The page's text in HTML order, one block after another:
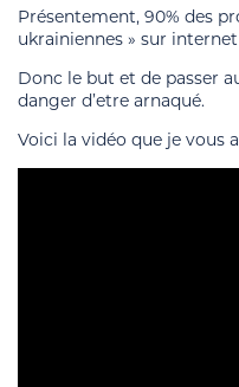
Présentement, 90% des
ukrainiennes » sur
Donc le but et de passer
danger d’etre arnaqué.
Voici la vidéo que je vous